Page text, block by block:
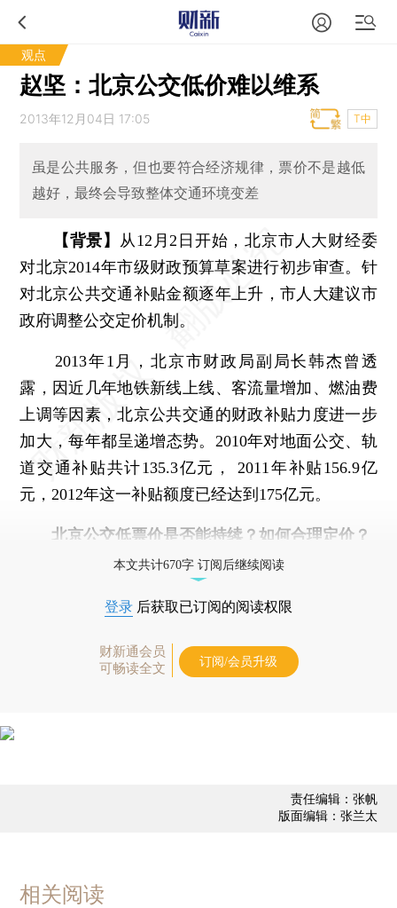
观点
赵坚：北京公交低价难以维系
2013年12月04日 17:05 T中
虽是公共服务，但也要符合经济规律，票价不是越低
越好，最终会导致整体交通环境变差
【背景】
从12月2日开始，北京市人大财经委
对北京2014年市级财政预算草案进行初步审查。针
对北京公共交通补贴金额逐年上升，市人大建议市
政府调整公交定价机制。
2013年1月，北京市财政局副局长韩杰曾透
露，因近几年地铁新线上线、客流量增加、燃油费
上调等因素，北京公共交通的财政补贴力度进一步
加大，每年都呈递增态势。2010年对地面公交、轨
道交通补贴共计135.3亿元， 2011年补贴156.9亿
元，2012年这一补贴额度已经达到175亿元。
北京公交低票价是否能持续？如何合理定价？
本文共计670字 订阅后继续阅读
登录 后获取已订阅的阅读权限
财新通会员
可畅读全文
订阅/会员升级
责任编辑：张帆
版面编辑：张兰太
相关阅读